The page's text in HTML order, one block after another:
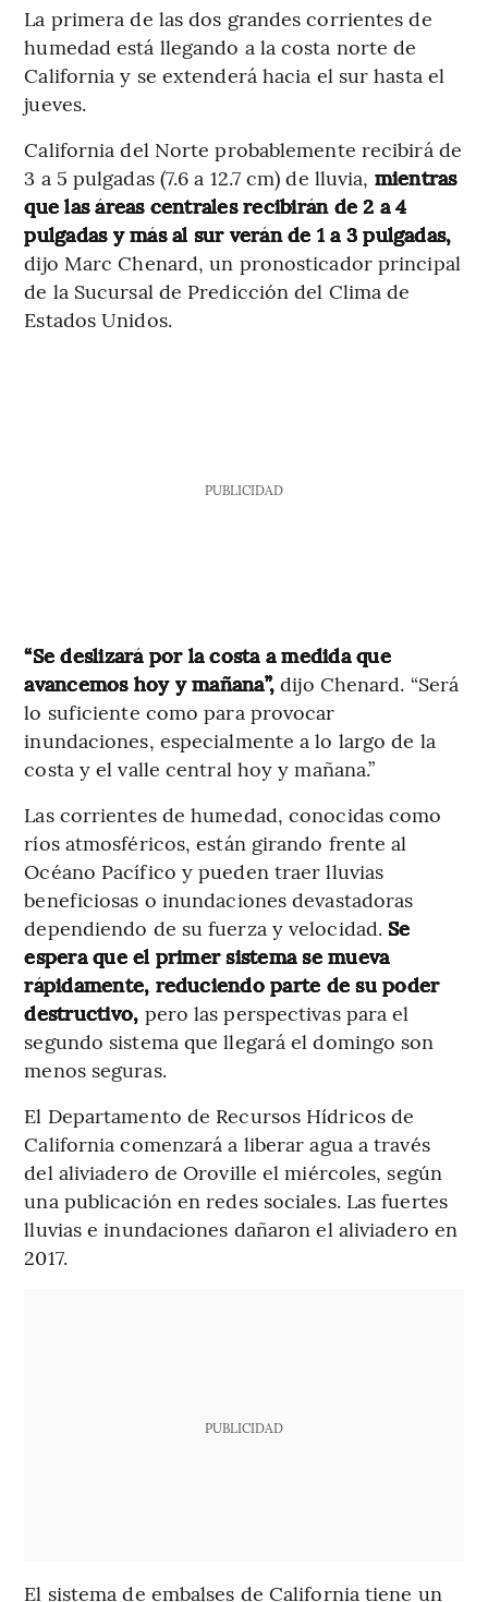
La primera de las dos grandes corrientes de
humedad está llegando a la costa norte de
California y se extenderá hacia el sur hasta el
jueves.
California del Norte probablemente recibirá de
3 a 5 pulgadas (7.6 a 12.7 cm) de lluvia, mientras
que las áreas centrales recibirán de 2 a 4
pulgadas y más al sur verán de 1 a 3 pulgadas,
dijo Marc Chenard, un pronosticador principal
de la Sucursal de Predicción del Clima de
Estados Unidos.
PUBLICIDAD
“Se deslizará por la costa a medida que
avancemos hoy y mañana”, dijo Chenard. “Será
lo suficiente como para provocar
inundaciones, especialmente a lo largo de la
costa y el valle central hoy y mañana.”
Las corrientes de humedad, conocidas como
ríos atmosféricos, están girando frente al
Océano Pacífico y pueden traer lluvias
beneficiosas o inundaciones devastadoras
dependiendo de su fuerza y velocidad. Se
espera que el primer sistema se mueva
rápidamente, reduciendo parte de su poder
destructivo, pero las perspectivas para el
segundo sistema que llegará el domingo son
menos seguras.
El Departamento de Recursos Hídricos de
California comenzará a liberar agua a través
del aliviadero de Oroville el miércoles, según
una publicación en redes sociales. Las fuertes
lluvias e inundaciones dañaron el aliviadero en
2017.
PUBLICIDAD
El sistema de embalses de California tiene un